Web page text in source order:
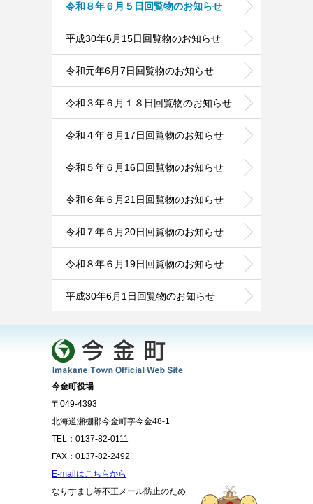
令和８年６月５日回覧物のお知らせ
平成30年6月15日回覧物のお知らせ
令和元年6月7日回覧物のお知らせ
令和３年６月１８日回覧物のお知らせ
令和４年６月17日回覧物のお知らせ
令和５年６月16日回覧物のお知らせ
令和６年６月21日回覧物のお知らせ
令和７年６月20日回覧物のお知らせ
令和８年６月19日回覧物のお知らせ
平成30年6月1日回覧物のお知らせ
今金町役場
〒049-4393
北海道瀬棚郡今金町字今金48-1
TEL：0137-82-0111
FAX：0137-82-2492
E-mailはこちらから
なりすまし等不正メール防止のため